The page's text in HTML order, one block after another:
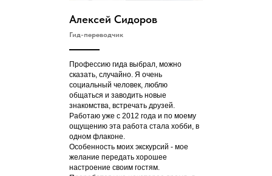
Алексей Сидоров
Гид-переводчик
Профессию гида выбрал, можно
сказать, случайно. Я очень
социальный человек, люблю
общаться и заводить новые
знакомства, встречать друзей.
Работаю уже с 2012 года и по моему
ощущению эта работа стала хобби, в
одном флаконе.
Особенность моих экскурсий - мое
желание передать хорошее
настроение своим гостям.